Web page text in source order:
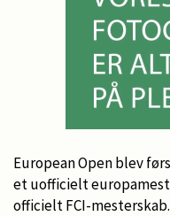
European Open blev
et uofficielt
officielt FCI-mesterskab.